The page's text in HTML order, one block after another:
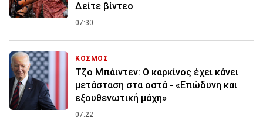
Δείτε βίντεο
07:30
ΚΟΣΜΟΣ
Τζο Μπάιντεν: Ο καρκίνος έχει κάνει
μετάσταση στα οστά - «Επώδυνη και
εξουθενωτική μάχη»
07:22